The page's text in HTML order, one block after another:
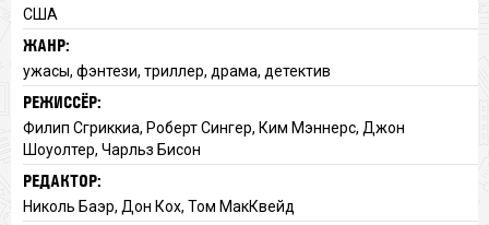
США
ЖАНР:
ужасы, фэнтези, триллер, драма, детектив
РЕЖИССЁР:
Филип Сгриккиа, Роберт Сингер, Ким Мэннерс, Джон
Шоуолтер, Чарльз Бисон
РЕДАКТОР:
Николь Баэр, Дон Кох, Том МакКвейд